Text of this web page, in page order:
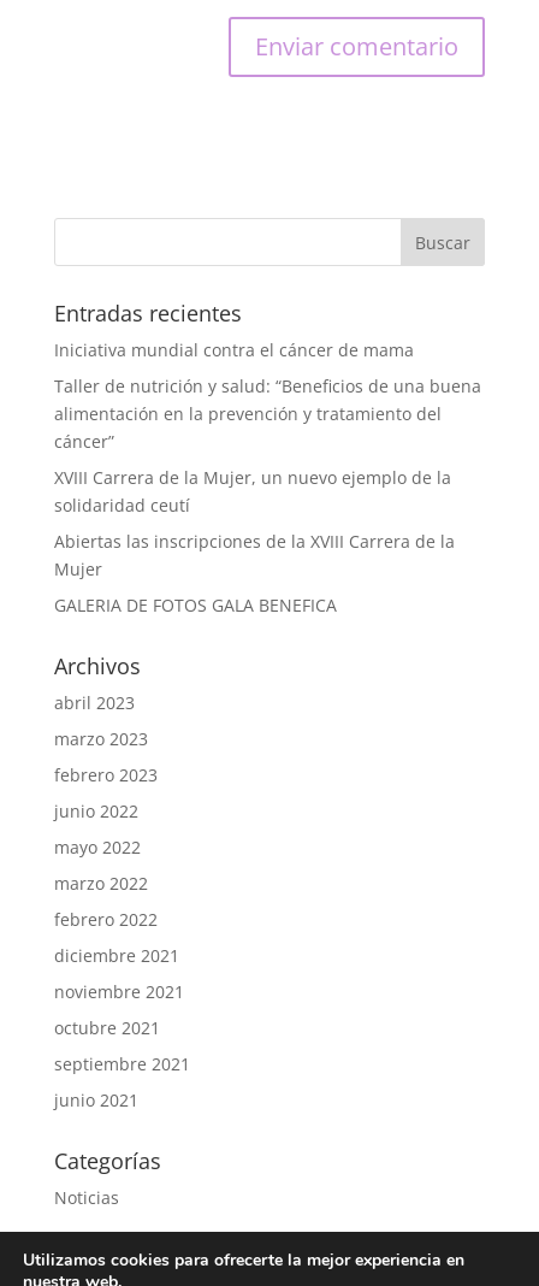
Entradas recientes
Iniciativa mundial contra el cáncer de mama
Taller de nutrición y salud: “Beneficios de una buena
alimentación en la prevención y tratamiento del
cáncer”
XVIII Carrera de la Mujer, un nuevo ejemplo de la
solidaridad ceutí
Abiertas las inscripciones de la XVIII Carrera de la
Mujer
GALERIA DE FOTOS GALA BENEFICA
Archivos
abril 2023
marzo 2023
febrero 2023
junio 2022
mayo 2022
marzo 2022
febrero 2022
diciembre 2021
noviembre 2021
octubre 2021
septiembre 2021
junio 2021
Categorías
Noticias
Utilizamos cookies para ofrecerte la mejor experiencia en